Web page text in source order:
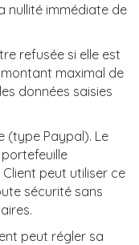
nullité immédiate de
refusée si elle est
maximal de
données saisies
(type Paypal). Le
peut utiliser ce
sécurité sans
peut régler sa